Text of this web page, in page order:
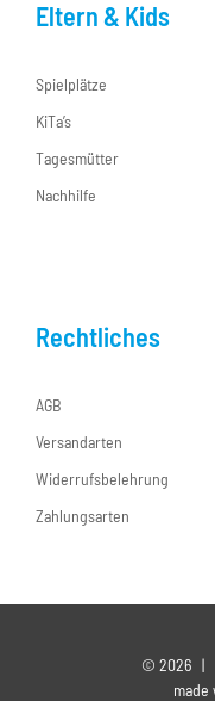
Eltern & Kids
Spielplätze
KiTa’s
Tagesmütter
Nachhilfe
Rechtliches
AGB
Versandarten
Widerrufsbelehrung
Zahlungsarten
© 2026 |
made